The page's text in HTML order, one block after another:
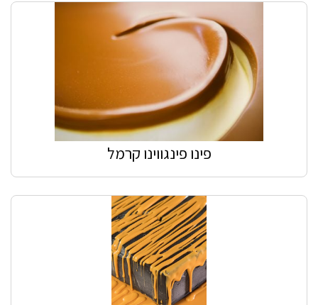
פינו פינגווינו קרמל